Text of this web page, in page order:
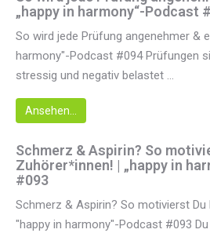
„happy in harmony“-Podcast
So wird jede Prüfung angenehmer &
harmony"-Podcast #094 Prüfungen
stressig und negativ belastet ...
Ansehen...
Schmerz & Aspirin? So
Zuhörer*innen! | „happy in
#093
Schmerz & Aspirin? So motivierst Du
"happy in harmony"-Podcast #093